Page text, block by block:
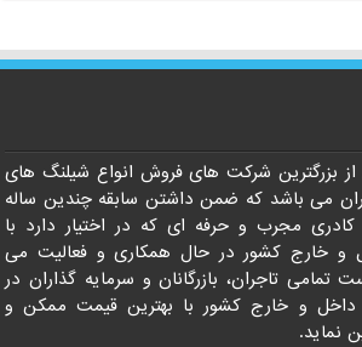
بزرگترین شرکت های فروش انواع شیلنگ های
می باشد که ضمن داشتن سابقه چندین ساله
مجرب و حرفه ای که در اختیار دارد با
و خارج کشور در حال همکاری و فعالیت می
تاجران، بازرگانان و سرمایه گذاران در
داخل و خارج کشور با بهترین قیمت ممکن و
نماید.